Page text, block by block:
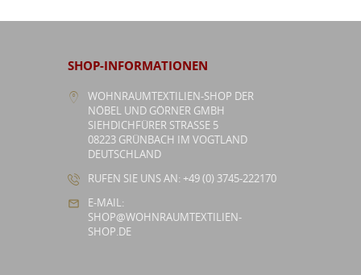
SHOP-INFORMATIONEN
WOHNRAUMTEXTILIEN-SHOP DER
NÖBEL UND GÖRNER GMBH
SIEHDICHFÜRER STRASSE 5
08223 GRÜNBACH IM VOGTLAND
DEUTSCHLAND
RUFEN SIE UNS AN: +49 (0) 3745-222170
E-MAIL:
SHOP@WOHNRAUMTEXTILIEN-
SHOP.DE